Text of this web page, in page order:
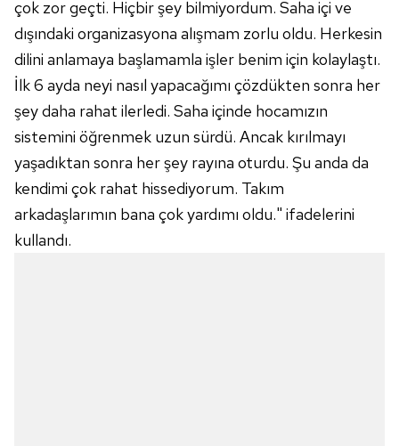
Sizlere daha iyi bir hizmet sunabilmek için İnternet
Sitemizde kendimize ve üçüncü kişilere ait çerezler
kullanılmaktadır. Bu çerezler vasıtasıyla çeşitli kişisel
verileriniz işlenmekte olup gerekli olan çerezler bilgi
toplumu hizmetlerinin sunulması amacıyla
kullanılmaktadır. Diğer çerezler, sitemizin daha işlevsel
kılınması ve kişiselleştirilmesi ve sizlere yönelik
reklam/pazarlama faaliyetlerinin yapılması, amaçlarıyla
sınırlı olarak açık rızanız dahilinde kullanılacaktır.
Çerezlere ilişkin tercihlerinizi aşağıda yer alan panel
çok zor geçti. Hiçbir şey bilmiyordum. Saha içi ve
dışındaki organizasyona alışmam zorlu oldu. Herkesin
dilini anlamaya başlamamla işler benim için kolaylaştı.
İlk 6 ayda neyi nasıl yapacağımı çözdükten sonra her
şey daha rahat ilerledi. Saha içinde hocamızın
sistemini öğrenmek uzun sürdü. Ancak kırılmayı
yaşadıktan sonra her şey rayına oturdu. Şu anda da
kendimi çok rahat hissediyorum. Takım
arkadaşlarımın bana çok yardımı oldu." ifadelerini
kullandı.